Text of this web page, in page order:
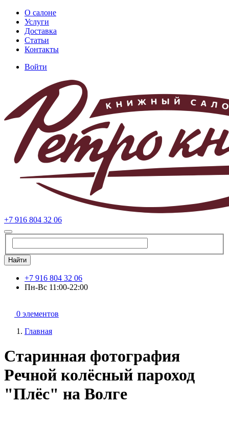
Перейти
основному
содержанию
Основная
навигация
О салоне
Услуги
Доставка
Статьи
Контакты
учётной
записи
пользователя
Войти
+7 916 804 32 06
Найти
+7 916 804 32 06
Пн-Вс 11:00-22:00
0 элементов
Главная
Старинная фотография
Речной колёсный пароход
"Плёс" на Волге